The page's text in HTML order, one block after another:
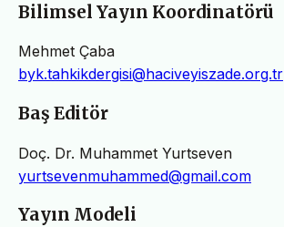
Bilimsel Yayın Koordinatörü
Mehmet Çaba
byk.tahkikdergisi@haciveyiszade.org.tr
Baş Editör
Doç. Dr. Muhammet Yurtseven
yurtsevenmuhammed@gmail.com
Yayın Modeli